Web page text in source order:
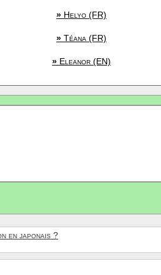
» Helyo (FR)
» Téana (FR)
» Eleanor (EN)
en japonais ?